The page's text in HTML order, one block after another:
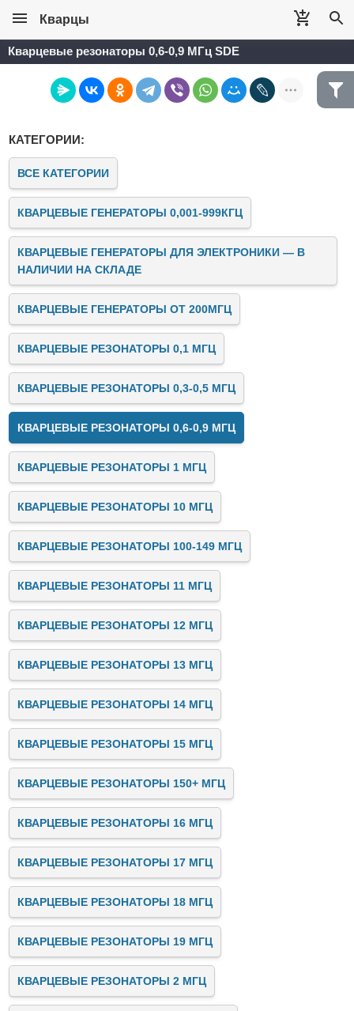
Кварцы
Кварцевые резонаторы 0,6-0,9 МГц SDE
КАТЕГОРИИ:
ВСЕ КАТЕГОРИИ
КВАРЦЕВЫЕ ГЕНЕРАТОРЫ 0,001-999КГЦ
КВАРЦЕВЫЕ ГЕНЕРАТОРЫ ДЛЯ ЭЛЕКТРОНИКИ — В
НАЛИЧИИ НА СКЛАДЕ
КВАРЦЕВЫЕ ГЕНЕРАТОРЫ ОТ 200МГЦ
КВАРЦЕВЫЕ РЕЗОНАТОРЫ 0,1 МГЦ
КВАРЦЕВЫЕ РЕЗОНАТОРЫ 0,3-0,5 МГЦ
КВАРЦЕВЫЕ РЕЗОНАТОРЫ 0,6-0,9 МГЦ
КВАРЦЕВЫЕ РЕЗОНАТОРЫ 1 МГЦ
КВАРЦЕВЫЕ РЕЗОНАТОРЫ 10 МГЦ
КВАРЦЕВЫЕ РЕЗОНАТОРЫ 100-149 МГЦ
КВАРЦЕВЫЕ РЕЗОНАТОРЫ 11 МГЦ
КВАРЦЕВЫЕ РЕЗОНАТОРЫ 12 МГЦ
КВАРЦЕВЫЕ РЕЗОНАТОРЫ 13 МГЦ
КВАРЦЕВЫЕ РЕЗОНАТОРЫ 14 МГЦ
КВАРЦЕВЫЕ РЕЗОНАТОРЫ 15 МГЦ
КВАРЦЕВЫЕ РЕЗОНАТОРЫ 150+ МГЦ
КВАРЦЕВЫЕ РЕЗОНАТОРЫ 16 МГЦ
КВАРЦЕВЫЕ РЕЗОНАТОРЫ 17 МГЦ
КВАРЦЕВЫЕ РЕЗОНАТОРЫ 18 МГЦ
КВАРЦЕВЫЕ РЕЗОНАТОРЫ 19 МГЦ
КВАРЦЕВЫЕ РЕЗОНАТОРЫ 2 МГЦ